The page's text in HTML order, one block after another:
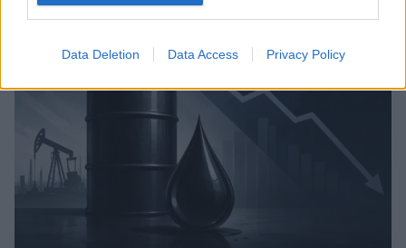
Data Deletion Data Access Privacy Policy